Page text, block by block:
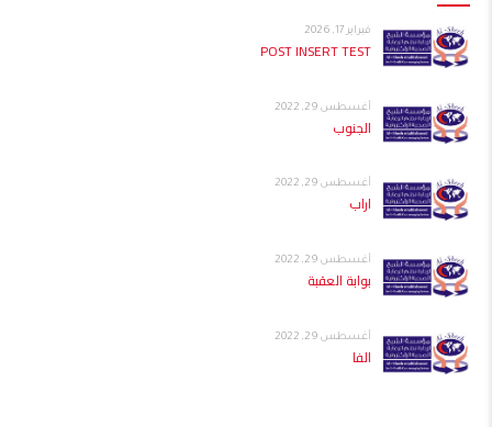
فبراير 17, 2026
POST INSERT TEST
أغسطس 29, 2022
الجنوب
أغسطس 29, 2022
اراب
أغسطس 29, 2022
بوابة العقبة
أغسطس 29, 2022
الفا